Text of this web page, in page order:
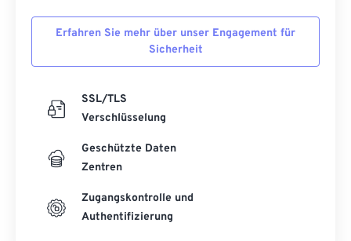
Erfahren Sie mehr über unser Engagement für
Sicherheit
SSL/TLS
Verschlüsselung
Geschützte Daten
Zentren
Zugangskontrolle und
Authentifizierung